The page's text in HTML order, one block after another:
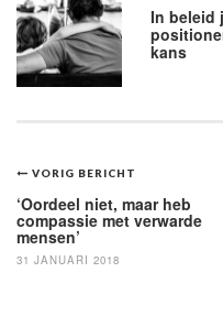
In beleid
kans
Bericht
navigatie
VORIG BERICHT
‘Oordeel niet, maar heb
compassie met verwarde
mensen’
31 JANUARI 2018